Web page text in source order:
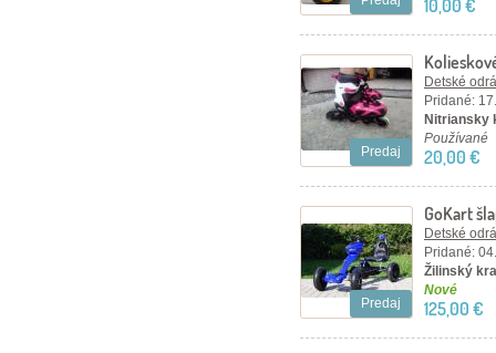
10,00 €
Predaj
Detské
Pridané:
Nitriansky
Používané
20,00 €
Predaj
GoKart
Detské
Pridané:
Žilinský
Nové
125,00 €